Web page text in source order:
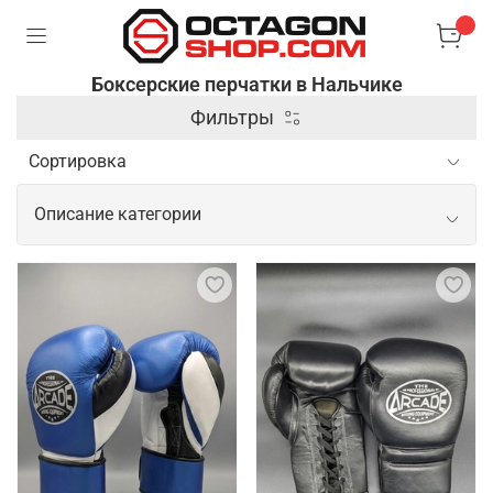
Боксерские перчатки в Нальчике
Фильтры
Описание категории
Боксерские перчатки в качественном
Боксерские перчатки – специальные аксессуары,
которые используются в боксе и других
единоборствах для защиты рук и увеличения силы
ударов. Они имеют жесткую внешнюю оболочку и
мягкую подкладку, чтобы обеспечить комфорт и
защитить костяшки пальцев и суставы от